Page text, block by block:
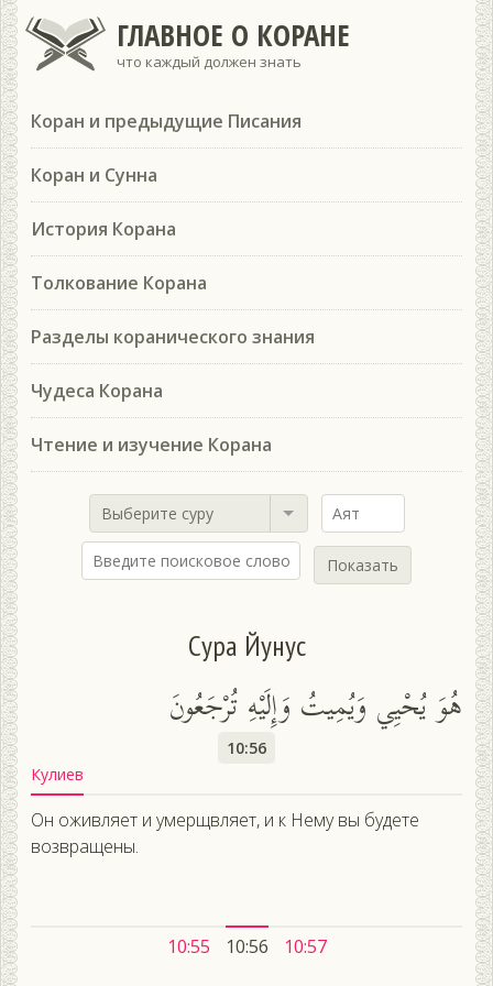
ГЛАВНОЕ О КОРАНЕ
что каждый должен знать
Коран и предыдущие Писания
Коран и Сунна
История Корана
Толкование Корана
Разделы коранического знания
Чудеса Корана
Чтение и изучение Корана
Выберите суру
Показать
Сура Йунус
هُوَ يُحْيِي وَيُمِيتُ وَإِلَيْهِ تُرْجَعُونَ
10:56
Кулиев
Он оживляет и умерщвляет, и к Нему вы будете
возвращены.
10:55 10:56 10:57